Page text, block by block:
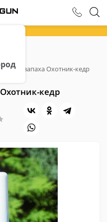
запаха Охотник-кедр
кедр